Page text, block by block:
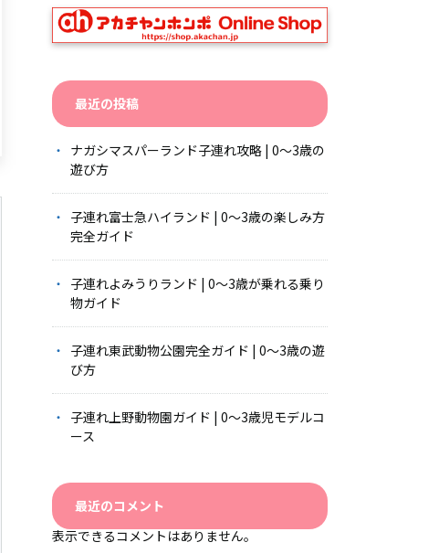
最近の投稿
ナガシマスパーランド子連れ攻略 | 0〜3歳の
遊び方
子連れ富士急ハイランド | 0〜3歳の楽しみ方
完全ガイド
子連れよみうりランド | 0〜3歳が乗れる乗り
物ガイド
子連れ東武動物公園完全ガイド | 0〜3歳の遊
び方
子連れ上野動物園ガイド | 0〜3歳児モデルコ
ース
最近のコメント
表示できるコメントはありません。